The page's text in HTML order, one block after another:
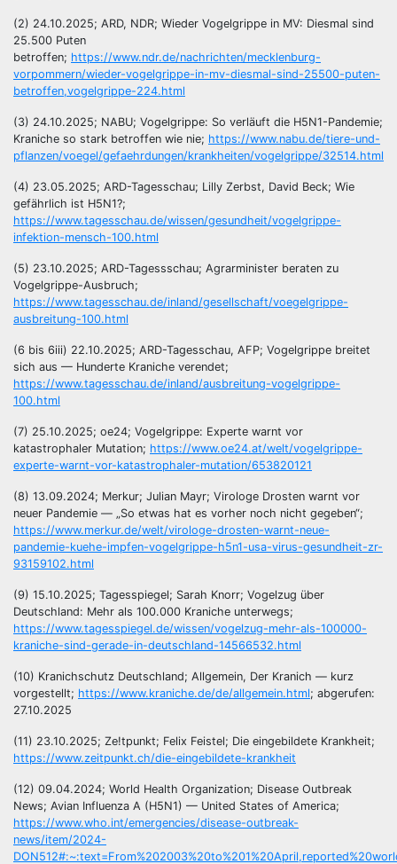
(2) 24.10.2025; ARD, NDR; Wieder Vogelgrippe in MV: Diesmal sind
25.500 Puten
betroffen; https://www.ndr.de/nachrichten/mecklenburg-
vorpommern/wieder-vogelgrippe-in-mv-diesmal-sind-25500-puten-
betroffen,vogelgrippe-224.html
(3) 24.10.2025; NABU; Vogelgrippe: So verläuft die H5N1-Pandemie;
Kraniche so stark betroffen wie nie; https://www.nabu.de/tiere-und-
pflanzen/voegel/gefaehrdungen/krankheiten/vogelgrippe/32514.html
(4) 23.05.2025; ARD-Tagesschau; Lilly Zerbst, David Beck; Wie
gefährlich ist H5N1?;
https://www.tagesschau.de/wissen/gesundheit/vogelgrippe-
infektion-mensch-100.html
(5) 23.10.2025; ARD-Tagessschau; Agrarminister beraten zu
Vogelgrippe-Ausbruch;
https://www.tagesschau.de/inland/gesellschaft/voegelgrippe-
ausbreitung-100.html
(6 bis 6iii) 22.10.2025; ARD-Tagesschau, AFP; Vogelgrippe breitet
sich aus — Hunderte Kraniche verendet;
https://www.tagesschau.de/inland/ausbreitung-vogelgrippe-
100.html
(7) 25.10.2025; oe24; Vogelgrippe: Experte warnt vor
katastrophaler Mutation; https://www.oe24.at/welt/vogelgrippe-
experte-warnt-vor-katastrophaler-mutation/653820121
(8) 13.09.2024; Merkur; Julian Mayr; Virologe Drosten warnt vor
neuer Pandemie — „So etwas hat es vorher noch nicht gegeben“;
https://www.merkur.de/welt/virologe-drosten-warnt-neue-
pandemie-kuehe-impfen-vogelgrippe-h5n1-usa-virus-gesundheit-zr-
93159102.html
(9) 15.10.2025; Tagesspiegel; Sarah Knorr; Vogelzug über
Deutschland: Mehr als 100.000 Kraniche unterwegs;
https://www.tagesspiegel.de/wissen/vogelzug-mehr-als-100000-
kraniche-sind-gerade-in-deutschland-14566532.html
(10) Kranichschutz Deutschland; Allgemein, Der Kranich — kurz
vorgestellt; https://www.kraniche.de/de/allgemein.html; abgerufen:
27.10.2025
(11) 23.10.2025; Ze!tpunkt; Felix Feistel; Die eingebildete Krankheit;
https://www.zeitpunkt.ch/die-eingebildete-krankheit
(12) 09.04.2024; World Health Organization; Disease Outbreak
News; Avian Influenza A (H5N1) — United States of America;
https://www.who.int/emergencies/disease-outbreak-
news/item/2024-